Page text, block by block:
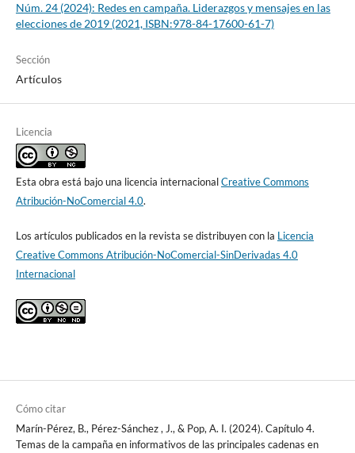
Núm. 24 (2024): Redes en campaña. Liderazgos y mensajes en las
elecciones de 2019 (2021, ISBN:978-84-17600-61-7)
Sección
Artículos
Licencia
Esta obra está bajo una licencia internacionalCreative Commons
Atribución-NoComercial 4.0.
Los artículos publicados en la revista se distribuyen con la Licencia
Creative Commons Atribución-NoComercial-SinDerivadas 4.0
Internacional
Cómo citar
Marín-Pérez, B., Pérez-Sánchez , J., & Pop, A. I. (2024). Capítulo 4.
Temas de la campaña en informativos de las principales cadenas en